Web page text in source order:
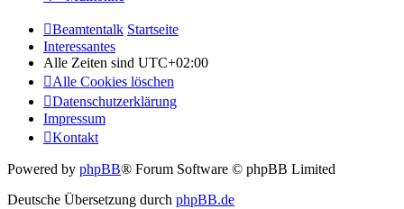
Beamtentalk Startseite
Interessantes
Alle Zeiten sind UTC+02:00
Alle Cookies löschen
Datenschutzerklärung
Impressum
Kontakt
Powered by phpBB® Forum Software © phpBB Limited
Deutsche Übersetzung durch phpBB.de